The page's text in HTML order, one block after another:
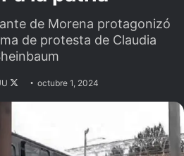
de Morena protagonizó
de protesta de Claudia
Follow
on
octubre 1, 2024